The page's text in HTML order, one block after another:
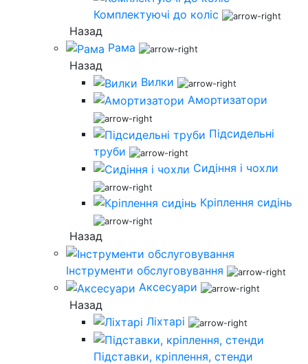
Комплектуючі до коліс
Назад
Рама
Назад
Вилки
Амортизатори
Підсидельні
труби
Сидіння і чохли
Кріплення сидінь
Назад
Інструменти обслуговування
Аксесуари
Назад
Ліхтарі
Підставки, кріплення, стенди